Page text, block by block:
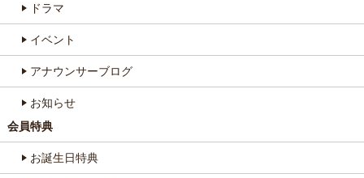
ドラマ
イベント
アナウンサーブログ
お知らせ
会員特典
お誕生日特典